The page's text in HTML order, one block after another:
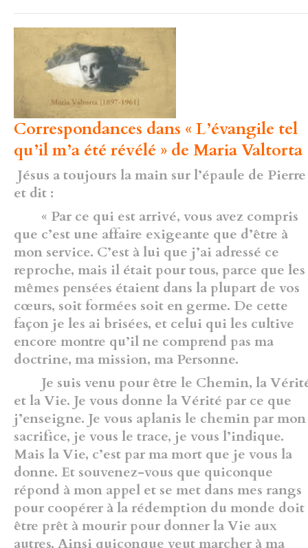
Correspondances dans « L’évangile tel
qu’il m’a été révélé » de Maria Valtorta
Jésus a toujours la main sur l’épaule de Pierre
et dit :
« Par ce qui est arrivé, vous avez compris
que c’est une affaire exigeante que d’être à
mon service. C’est à lui que j’ai adressé ce
reproche, mais il était pour tous, parce que les
mêmes pensées étaient dans la plupart de vos
cœurs, soit formées soit en germe. De cette
façon je les ai brisées, et celui qui les cultive
encore montre qu’il ne comprend pas ma
doctrine, ma mission, ma Personne.
Je suis venu pour être le Chemin, la
et la Vie. Je vous donne la Vérité par ce que
j’enseigne. Je vous aplanis le chemin par mon
sacrifice, je vous le trace, je vous l’indique.
Mais la Vie, c’est par ma mort que je vous la
donne. Et souvenez-vous que quiconque
répond à mon appel et se met dans mes rangs
pour coopérer à la rédemption du monde doit
être prêt à mourir pour donner la Vie aux
autres. Ainsi quiconque veut marcher à ma